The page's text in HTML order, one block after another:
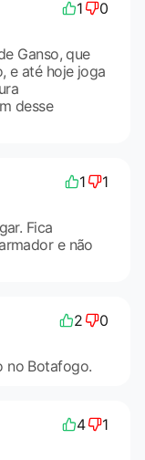
1 0
Ganso, que
e até hoje joga
desse
1 1
Fica
e não
2 0
no Botafogo.
4 1